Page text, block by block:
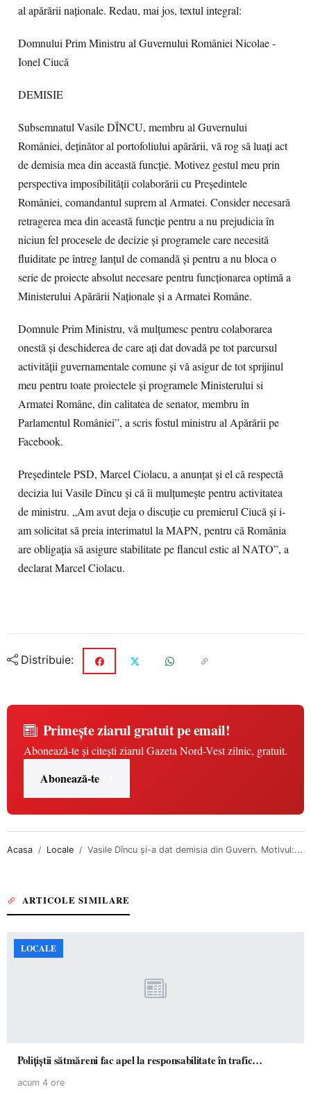
al apărării naționale. Redau, mai jos, textul integral:
Domnului Prim Ministru al Guvernului României Nicolae -
Ionel Ciucă
DEMISIE
Subsemnatul Vasile DÎNCU, membru al Guvernului
României, deținător al portofoliului apărării, vă rog să luați act
de demisia mea din această funcție. Motivez gestul meu prin
perspectiva imposibilității colaborării cu Președintele
României, comandantul suprem al Armatei. Consider necesară
retragerea mea din această funcție pentru a nu prejudicia în
niciun fel procesele de decizie și programele care necesită
fluiditate pe întreg lanțul de comandă și pentru a nu bloca o
serie de proiecte absolut necesare pentru funcționarea optimă a
Ministerului Apărării Naționale și a Armatei Române.
Domnule Prim Ministru, vă mulțumesc pentru colaborarea
onestă și deschiderea de care ați dat dovadă pe tot parcursul
activității guvernamentale comune și vă asigur de tot sprijinul
meu pentru toate proiectele și programele Ministerului si
Armatei Române, din calitatea de senator, membru în
Parlamentul României”, a scris fostul ministru al Apărării pe
Facebook.
Președintele PSD, Marcel Ciolacu, a anunțat și el că respectă
decizia lui Vasile Dîncu și că îi mulțumește pentru activitatea
de ministru. „Am avut deja o discuție cu premierul Ciucă și i-
am solicitat să preia interimatul la MAPN, pentru că România
are obligația să asigure stabilitate pe flancul estic al NATO”, a
declarat Marcel Ciolacu.
Distribuie:
Primește ziarul gratuit pe email!
Abonează-te și citești ziarul Gazeta Nord-Vest zilnic, gratuit.
Abonează-te
Acasa Locale Vasile Dîncu și-a dat demisia din Guvern. Motivul:...
ARTICOLE SIMILARE
LOCALE
Polițiștii sătmăreni fac apel la responsabilitate în trafic…
acum 4 ore